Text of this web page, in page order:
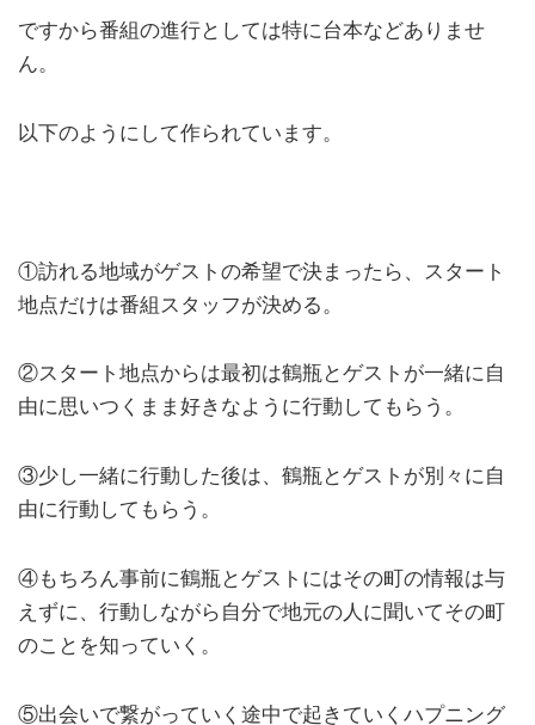
ですから番組の進行としては特に台本などありませ
ん。
以下のようにして作られています。
①訪れる地域がゲストの希望で決まったら、スタート
地点だけは番組スタッフが決める。
②スタート地点からは最初は鶴瓶とゲストが一緒に自
由に思いつくまま好きなように行動してもらう。
③少し一緒に行動した後は、鶴瓶とゲストが別々に自
由に行動してもらう。
④もちろん事前に鶴瓶とゲストにはその町の情報は与
えずに、行動しながら自分で地元の人に聞いてその町
のことを知っていく。
⑤出会いで繋がっていく途中で起きていくハプニング